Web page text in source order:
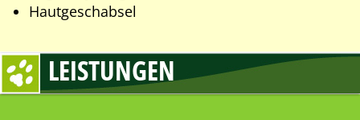
Hautgeschabsel
LEISTUNGEN